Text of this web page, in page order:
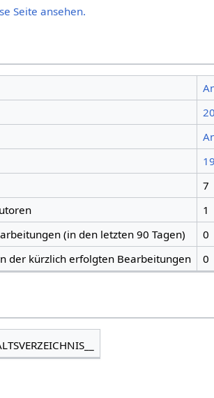
Seite ansehen.
7
1
(in den letzten 90 Tagen)
0
der kürzlich erfolgten Bearbeitungen
0